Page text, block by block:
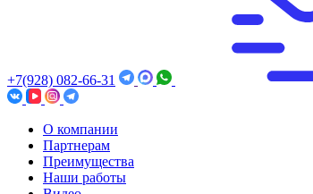
+7(928) 082-66-31
О компании
Партнерам
Преимущества
Наши работы